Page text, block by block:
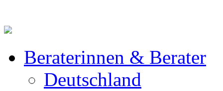
Beraterinnen & Berater
Deutschland